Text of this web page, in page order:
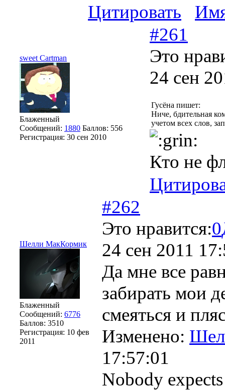
Цитировать
sweet Cartman
Блаженный
Сообщений: 1880 Баллов: 556
Регистрация: 30 сен 2010
#261
Это
24 сен
Гусёна пишет:
Ниче, бдительная
учетом всех слов,
Кто не
Шелли МакКормик
Блаженный
Сообщений: 6776
Баллов: 3510
Регистрация: 10 фев
2011
#262
Это нравится:0
24 сен 2011
Да мне все
забирать мои
смеяться и
Изменено:
17:57:01
Nobody